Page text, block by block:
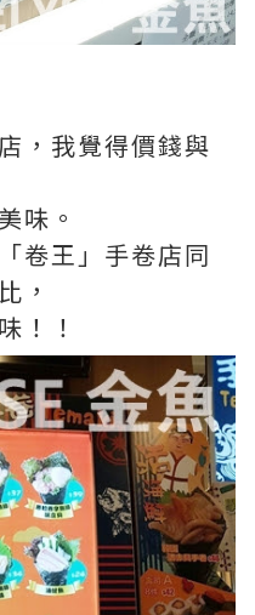
，我覺得價錢與
味。
卷王」手卷店同
，
！！